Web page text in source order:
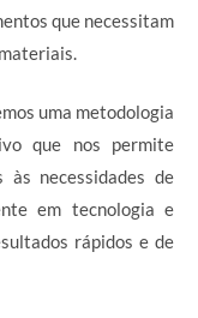
que necessitam
uma metodologia
que nos permite
às necessidades de
em tecnologia e
rápidos e de